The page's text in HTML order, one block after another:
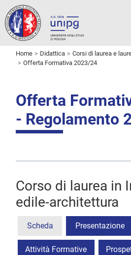
Home Didattica Corsi di laurea e
Offerta Formativa 2023/24
Offerta
- Regolamento
Corso di laurea in
edile-architettura
Scheda Presentazione
Attività Formative